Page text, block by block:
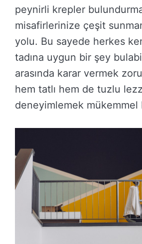
peynirli krepler
misafirlerinize çeşit
yolu. Bu sayede herkes
tadına uygun bir şey
arasında karar vermek
hem tatlı hem de tuzlu
deneyimlemek mükemmel